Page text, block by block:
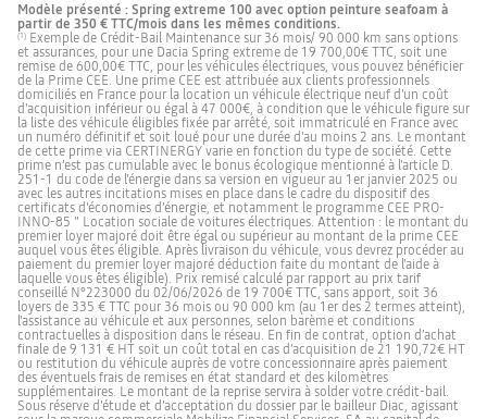
Modèle présenté : Spring extreme 100 avec option peinture seafoam à
partir de 350 € TTC/mois dans les mêmes conditions.
(1) Exemple de Crédit-Bail Maintenance sur 36 mois/ 90 000 km sans options
et assurances, pour une Dacia Spring extreme de 19 700,00€ TTC, soit une
remise de 600,00€ TTC, pour les véhicules électriques, vous pouvez bénéficier
de la Prime CEE. Une prime CEE est attribuée aux clients professionnels
domiciliés en France pour la location un véhicule électrique neuf d'un coût
d'acquisition inférieur ou égal à 47 000€, à condition que le véhicule figure sur
la liste des véhicule éligibles fixée par arrêté, soit immatriculé en France avec
un numéro définitif et soit loué pour une durée d'au moins 2 ans. Le montant
de cette prime via CERTINERGY varie en fonction du type de société. Cette
prime n’est pas cumulable avec le bonus écologique mentionné à l'article D.
251-1 du code de l'énergie dans sa version en vigueur au 1er janvier 2025 ou
avec les autres incitations mises en place dans le cadre du dispositif des
certificats d'économies d'énergie, et notamment le programme CEE PRO-
INNO-85 " Location sociale de voitures électriques. Attention : le montant du
premier loyer majoré doit être égal ou supérieur au montant de la prime CEE
auquel vous êtes éligible. Après livraison du véhicule, vous devrez procéder au
paiement du premier loyer majoré déduction faite du montant de l'aide à
laquelle vous êtes éligible). Prix remisé calculé par rapport au prix tarif
conseillé N°223000 du 02/06/2026 de 19 700€ TTC, sans apport, soit 36
loyers de 335 € TTC pour 36 mois ou 90 000 km (au 1er des 2 termes atteint),
l'assistance au véhicule et aux personnes, selon barème et conditions
contractuelles à disposition dans le réseau. En fin de contrat, option d’achat
finale de 9 131 € HT soit un coût total en cas d’acquisition de 21 190,72€ HT
ou restitution du véhicule auprès de votre concessionnaire après paiement
des éventuels frais de remises en état standard et des kilomètres
supplémentaires. Le montant de la reprise servira à solder votre crédit-bail.
Sous réserve d'étude et d’acceptation du dossier par le bailleur Diac, agissant